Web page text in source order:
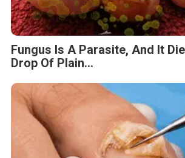
Fungus Is A Parasite, And It
Drop Of Plain...